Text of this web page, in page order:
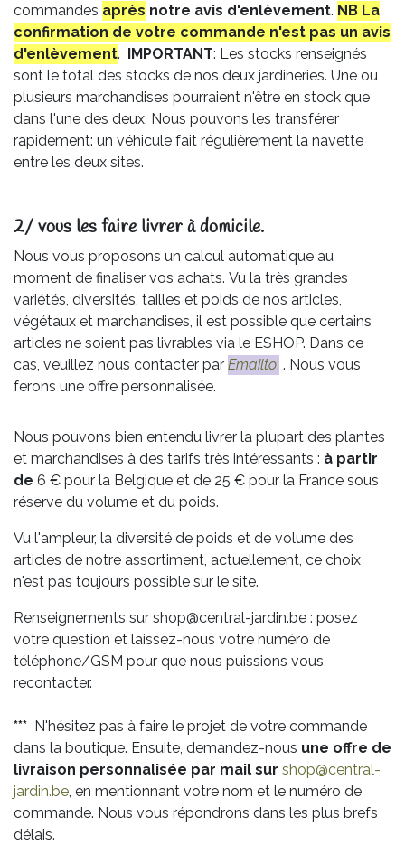
commandes après notre avis d'enlèvement. NB La
confirmation de votre commande n'est pas un avis
d'enlèvement. IMPORTANT: Les stocks renseignés
sont le total des stocks de nos deux jardineries. Une ou
plusieurs marchandises pourraient n'être en stock que
dans l'une des deux. Nous pouvons les transférer
rapidement: un véhicule fait régulièrement la navette
entre les deux sites.
2/ vous les faire livrer à domicile.
Nous vous proposons un calcul automatique au
moment de finaliser vos achats. Vu la très grandes
variétés, diversités, tailles et poids de nos articles,
végétaux et marchandises, il est possible que certains
articles ne soient pas livrables via le ESHOP. Dans ce
cas, veuillez nous contacter par Emailto: . Nous vous
ferons une offre personnalisée.
Nous pouvons bien entendu livrer la plupart des plantes
et marchandises à des tarifs très intéressants : à partir
de 6 € pour la Belgique et de 25 € pour la France sous
réserve du volume et du poids.
Vu l'ampleur, la diversité de poids et de volume des
articles de notre assortiment, actuellement, ce choix
n'est pas toujours possible sur le site.
Renseignements sur shop@central-jardin.be : posez
votre question et laissez-nous votre numéro de
téléphone/GSM pour que nous puissions vous
recontacter.
*** N'hésitez pas à faire le projet de votre commande
dans la boutique. Ensuite, demandez-nous une offre de
livraison personnalisée par mail sur shop@central-
jardin.be , en mentionnant votre nom et le numéro de
commande. Nous vous répondrons dans les plus brefs
délais.